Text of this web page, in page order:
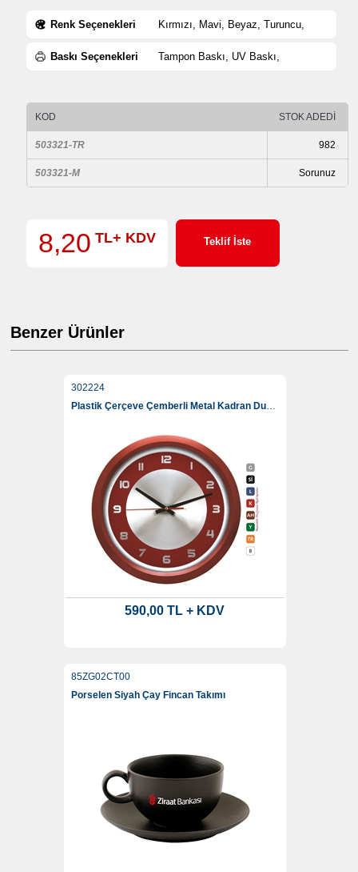
Renk Seçenekleri Kırmızı, Mavi, Beyaz, Turuncu,
Baskı Seçenekleri Tampon Baskı, UV Baskı,
KOD STOK ADEDİ
503321-TR 982
503321-M Sorunuz
8,20 TL+ KDV Teklif İste
Benzer Ürünler
302224
Plastik Çerçeve Çemberli Metal Kadran Duvar Saati 38 Cm
590,00 TL + KDV
85ZG02CT00
Porselen Siyah Çay Fincan Takımı